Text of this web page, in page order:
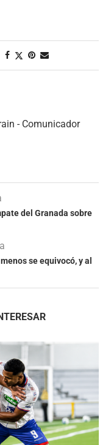
- Comunicador
del Granada sobre
se equivocó, y al